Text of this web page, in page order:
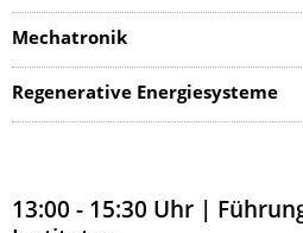
Mechatronik
Regenerative Energiesysteme
13:00 - 15:30 Uhr |